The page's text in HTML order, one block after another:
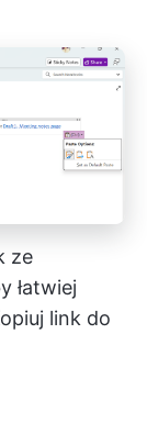
ze
łatwiej
link do